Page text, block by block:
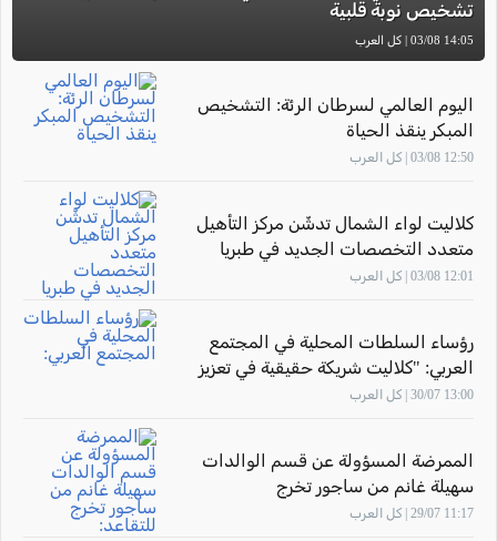
تشخيص نوبة قلبية
14:05 03/08 | كل العرب
اليوم العالمي لسرطان الرئة: التشخيص
المبكر ينقذ الحياة
12:50 03/08 | كل العرب
كلاليت لواء الشمال تدشّن مركز التأهيل
متعدد التخصصات الجديد في طبريا
12:01 03/08 | كل العرب
رؤساء السلطات المحلية في المجتمع
العربي: "كلاليت شريكة حقيقية في تعزيز
صحة أهالينا"
13:00 30/07 | كل العرب
الممرضة المسؤولة عن قسم الوالدات
سهيلة غانم من ساجور تخرج
للتقاعد: "أشعر بالفخر لأنني ساهمت في
11:17 29/07 | كل العرب